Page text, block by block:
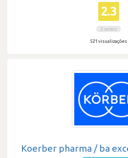
2.3
2 votos
521 visualizações
Koerber pharma / ba